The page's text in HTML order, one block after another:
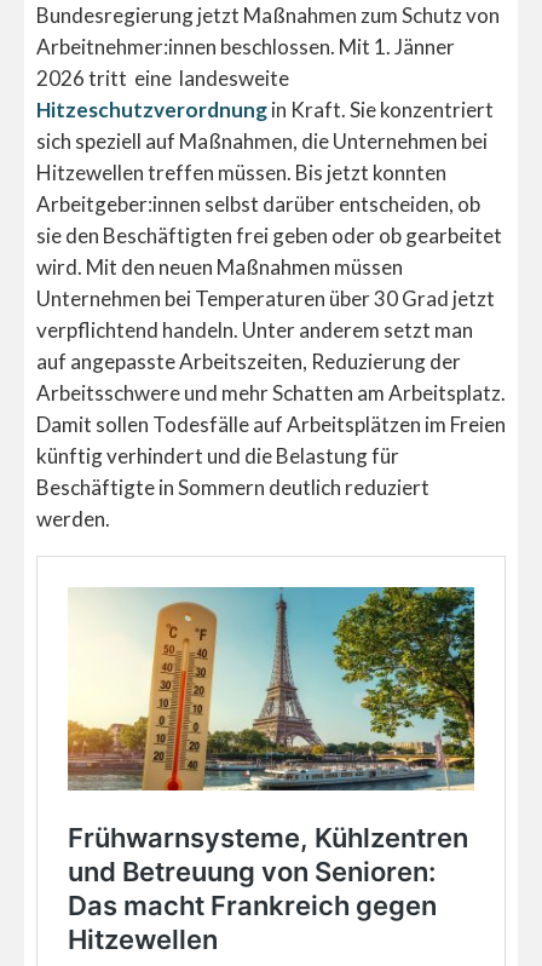
Bundesregierung jetzt Maßnahmen zum Schutz von
Arbeitnehmer:innen beschlossen. Mit 1. Jänner
2026 tritt eine landesweite
Hitzeschutzverordnungin Kraft. Sie konzentriert
sich speziell auf Maßnahmen, die Unternehmen bei
Hitzewellen treffen müssen. Bis jetzt konnten
Arbeitgeber:innen selbst darüber entscheiden, ob
sie den Beschäftigten frei geben oder ob gearbeitet
wird. Mit den neuen Maßnahmen müssen
Unternehmen bei Temperaturen über 30 Grad jetzt
verpflichtend handeln. Unter anderem setzt man
auf angepasste Arbeitszeiten, Reduzierung der
Arbeitsschwere und mehr Schatten am Arbeitsplatz.
Damit sollen Todesfälle auf Arbeitsplätzen im Freien
künftig verhindert und die Belastung für
Beschäftigte in Sommern deutlich reduziert
werden.